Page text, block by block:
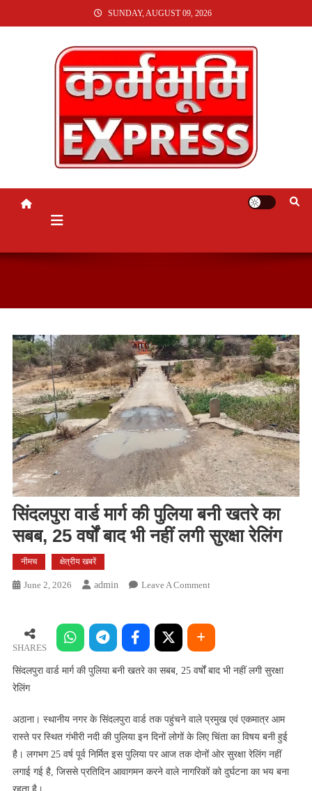
TO
SUNDAY, AUGUST 09, 2026
KARMABHUMI EXPRESS
सिंदलपुरा वार्ड मार्ग की पुलिया बनी खतरे का
सबब, 25 वर्षों बाद भी नहीं लगी सुरक्षा रेलिंग
नीमच क्षेत्रीय खबरें
June 2, 2026 Admin Leave A CommentOn
मार्ग
की
पुलिया
सबब,
वर्षों
बाद
SHARES
सिंदलपुरा वार्ड मार्ग की पुलिया बनी खतरे का सबब, 25 वर्षों बाद भी नहीं लगी सुरक्षा
रेलिंग
अठाना। स्थानीय नगर के सिंदलपुरा वार्ड तक पहुंचने वाले प्रमुख एवं एकमात्र आम
रास्ते पर स्थित गंभीरी नदी की पुलिया इन दिनों लोगों के लिए चिंता का विषय बनी हुई
है। लगभग 25 वर्ष पूर्व निर्मित इस पुलिया पर आज तक दोनों ओर सुरक्षा रेलिंग नहीं
लगाई गई है, जिससे प्रतिदिन आवागमन करने वाले नागरिकों को दुर्घटना का भय बना